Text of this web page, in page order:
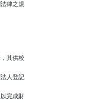
律之規
其供校
人登記
完成財